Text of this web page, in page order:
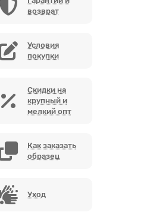
возврат
Условия
покупки
Скидки на
крупный и
мелкий опт
Как заказать
образец
Уход